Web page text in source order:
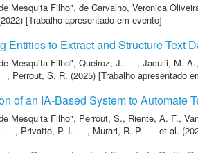
Mesquita Filho", de Carvalho, Veronica
[Trabalho apresentado em evento]
Entities to Extract and Structure Text
Mesquita Filho", Queiroz, J. , Jaculli, M. A.,
, Perrout, S. R. (2025) [Trabalho apresentado
of an IA-Based System to Automate
Mesquita Filho", Perrout, S., Riente, A. F.,
, Privatto, P. I. , Murari, R. P. et al.